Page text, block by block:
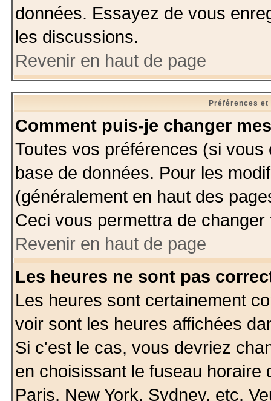
données. Essayez de vous
les discussions.
Revenir en haut de page
Préférences
Comment puis-je changer
Toutes vos préférences (si
base de données. Pour les
(généralement en haut des
Ceci vous permettra de
Revenir en haut de page
Les heures ne sont pas
Les heures sont certainement
voir sont les heures affichées
Si c'est le cas, vous devriez
en choisissant le fuseau
Paris, New York, Sydney, etc.